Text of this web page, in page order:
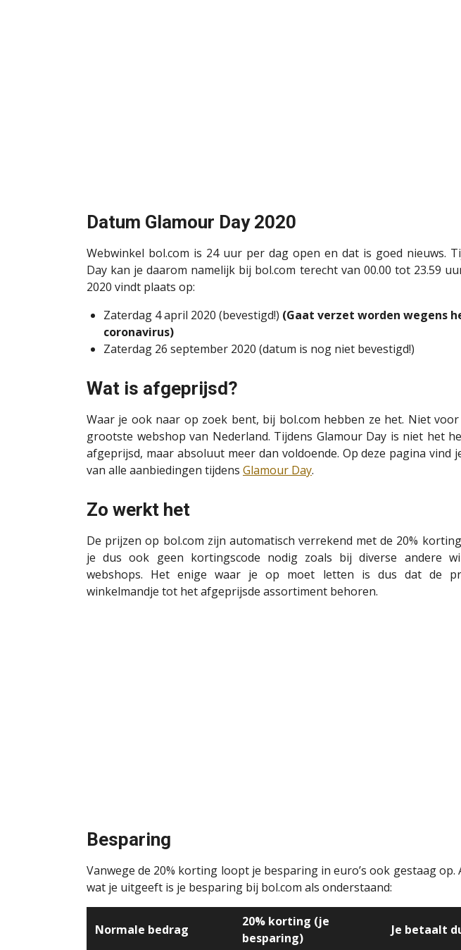
Datum Glamour Day 2020
Webwinkel bol.com is 24 uur per dag open en dat is goed nieuws.
Day kan je daarom namelijk bij bol.com terecht van 00.00 tot 23.59
2020 vindt plaats op:
Zaterdag 4 april 2020 (bevestigd!) (Gaat verzet worden wegens
coronavirus)
Zaterdag 26 september 2020 (datum is nog niet bevestigd!)
Wat is afgeprijsd?
Waar je ook naar op zoek bent, bij bol.com hebben ze het. Niet
grootste webshop van Nederland. Tijdens Glamour Day is niet het
afgeprijsd, maar absoluut meer dan voldoende. Op deze pagina vind
van alle aanbiedingen tijdens Glamour Day.
Zo werkt het
De prijzen op bol.com zijn automatisch verrekend met de 20%
je dus ook geen kortingscode nodig zoals bij diverse andere
webshops. Het enige waar je op moet letten is dus dat de
winkelmandje tot het afgeprijsde assortiment behoren.
Besparing
Vanwege de 20% korting loopt je besparing in euro’s ook gestaag op.
wat je uitgeeft is je besparing bij bol.com als onderstaand:
Normale bedrag
20% korting (je
besparing)
Je betaalt